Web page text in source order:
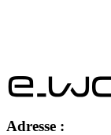
Adresse :